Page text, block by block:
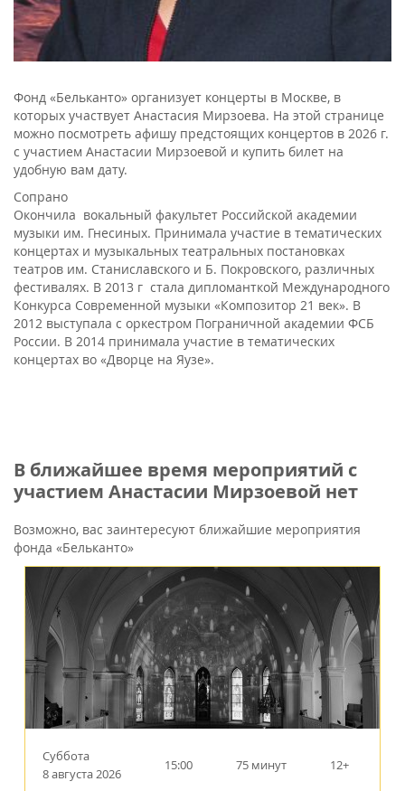
Фонд «Бельканто» организует концерты в Москве, в
которых участвует Анастасия Мирзоева. На этой странице
можно посмотреть афишу предстоящих концертов в 2026 г.
с участием Анастасии Мирзоевой и купить билет на
удобную вам дату.
Cопрано
Окончила вокальный факультет Российской академии
музыки им. Гнесиных. Принимала участие в тематических
концертах и музыкальных театральных постановках
театров им. Станиславского и Б. Покровского, различных
фестивалях. В 2013 г стала дипломанткой Международного
Конкурса Современной музыки «Композитор 21 век». В
2012 выступала с оркестром Пограничной академии ФСБ
России. В 2014 принимала участие в тематических
концертах во «Дворце на Яузе».
В ближайшее время мероприятий с
участием Анастасии Мирзоевой нет
Возможно, вас заинтересуют ближайшие мероприятия
фонда «Бельканто»
Суббота
8 августа 2026
15:00 75 минут 12+